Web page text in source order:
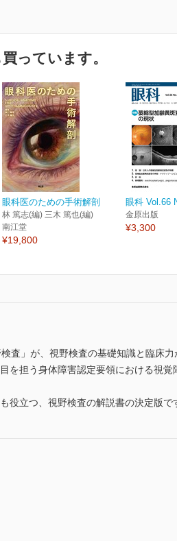
っています。
眼科医のための手術解剖
林 篤志(編) 三木 篤也(編)
南江堂
¥19,800
眼科 Vol.66
金原出版
¥3,300
査」が、視野検査の基礎知識と臨床
を担う身体障害認定要領における視
役立つ、視野検査の解説書の決定版で